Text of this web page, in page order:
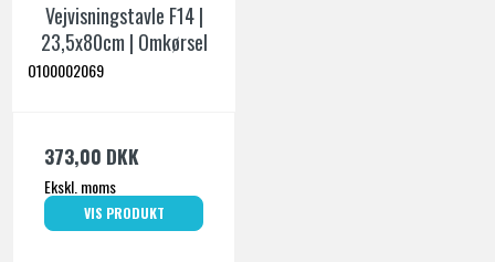
Vejvisningstavle F14 |
23,5x80cm | Omkørsel
O100002069
373,00 DKK
Ekskl. moms
VIS PRODUKT